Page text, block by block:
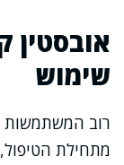
אובסטין
שימוש
מתחילת